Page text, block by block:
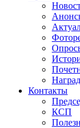
Контакты
КСП